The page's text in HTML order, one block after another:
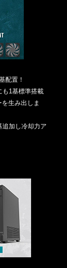
配置！
も1基標準搭載
生み出しま
追加し冷却力ア